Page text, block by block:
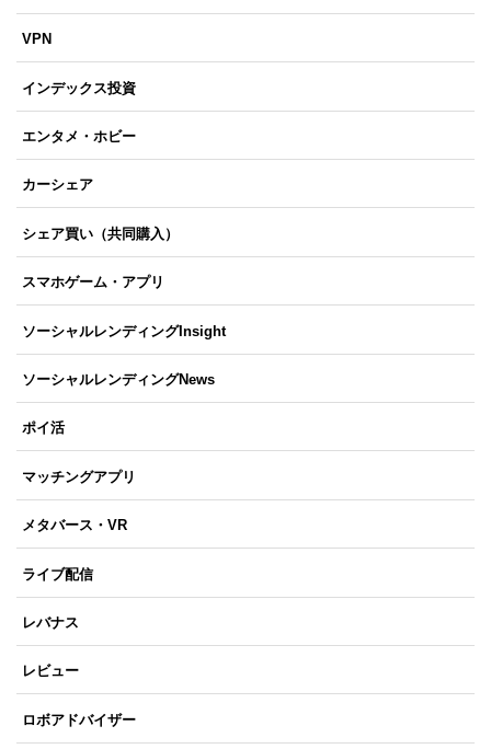
VPN
インデックス投資
エンタメ・ホビー
カーシェア
シェア買い（共同購入）
スマホゲーム・アプリ
ソーシャルレンディングInsight
ソーシャルレンディングNews
ポイ活
マッチングアプリ
メタバース・VR
ライブ配信
レバナス
レビュー
ロボアドバイザー